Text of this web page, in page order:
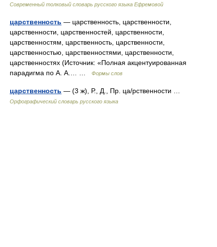
Современный толковый словарь русского языка Ефремовой
царственность — царственность, царственности,
царственности, царственностей, царственности,
царственностям, царственность, царственности,
царственностью, царственностями, царственности,
царственностях (Источник: «Полная акцентуированная
парадигма по А. А.… …
Формы слов
царственность — (3 ж), Р., Д., Пр. ца/рственности …
Орфографический словарь русского языка